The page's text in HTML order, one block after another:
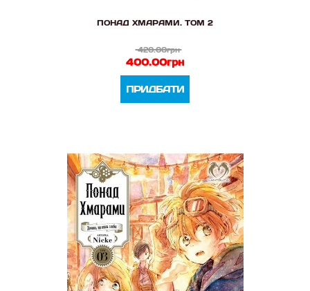
ПОНАД ХМАРАМИ. ТОМ 2
420.00грн
400.00грн
ПРИДБАТИ